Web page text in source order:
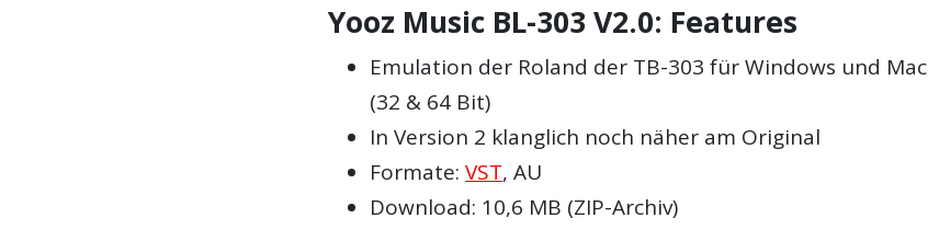
Yooz Music BL-303 V2.0: Features
Emulation der Roland der TB-303 für Windows und Mac
(32 & 64 Bit)
In Version 2 klanglich noch näher am Original
Formate:VST, AU
Download: 10,6 MB (ZIP-Archiv)